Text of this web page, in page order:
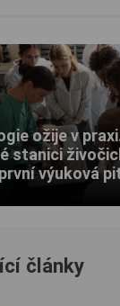
ožije v
stanici
výuková
články